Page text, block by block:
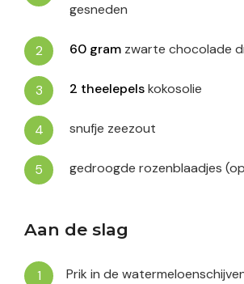
gesneden
60 gram zwarte chocolade
2 theelepelskokosolie
snufje zeezout
gedroogde rozenblaadjes
Aan de slag
Prik in de